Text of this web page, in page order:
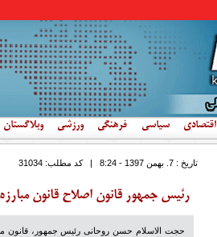
اقتصادی سیاسی فرهنگی ورزشی وبلاگستان
تاریخ : 7. بهمن 1397 - 8:24 |کد مطلب:31034
رئیس جمهور قانون اصلاح قانون مبارزه
حجت الاسلام حسن روحانی رئیس جمهور، قانون